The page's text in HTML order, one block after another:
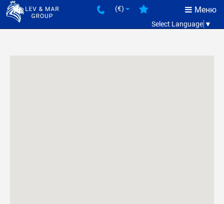
Меню
(€)
Select Language ▼